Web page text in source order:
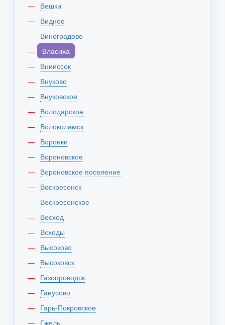
Вешки
Видное
Виноградово
Власиха
Внииссок
Внуково
Внуковское
Володарское
Волоколамск
Воронки
Вороновское
Вороновское поселение
Воскресенск
Воскресенское
Восход
Всходы
Высоково
Высоковск
Газопроводск
Ганусово
Гарь-Покровское
Гжель